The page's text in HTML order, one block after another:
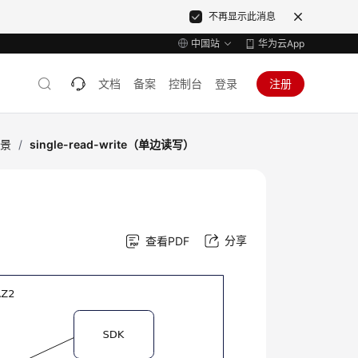
不再显示此消息
中国站 华为云App
文档 备案 控制台 登录 注册
/ single-read-write（单边读写）
查看PDF 分享